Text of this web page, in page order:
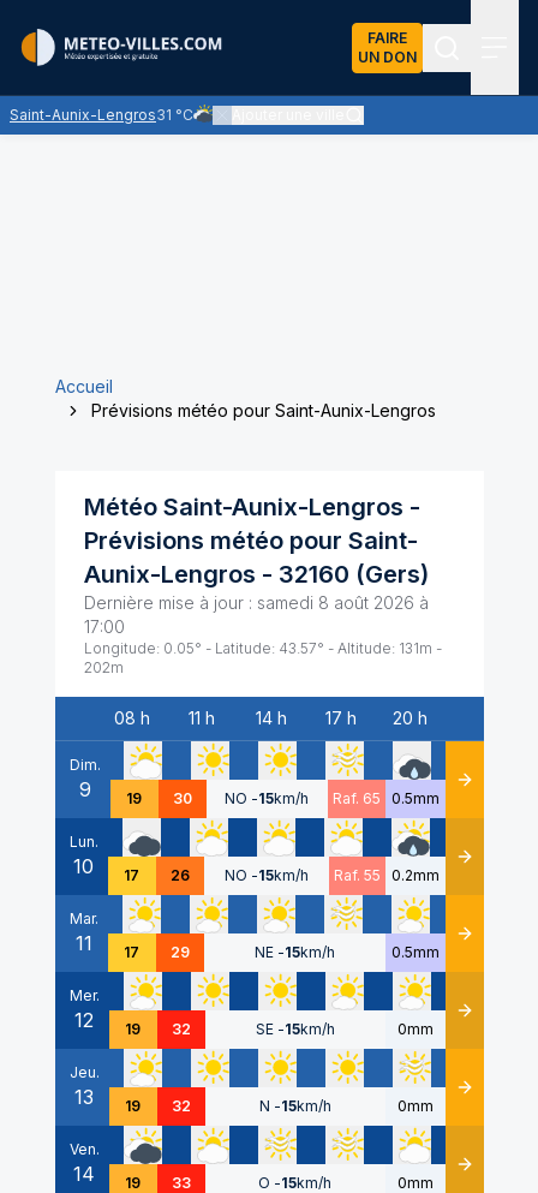
FAIRE
UN DON
Saint-Aunix-Lengros31 °C
Ciel très nuageux - les nuages l'emportent sur
Accueil
Prévisions météo pour Saint-Aunix-Lengros
Météo Saint-Aunix-Lengros -
Prévisions météo pour Saint-
Aunix-Lengros - 32160 (Gers)
Dernière mise à jour : samedi 8 août 2026 à
17:00
Longitude: 0.05° - Latitude: 43.57° - Altitude: 131m -
202m
Date
08 h 11 h 14 h 17 h 20 h
Dim.
9 19 30 NO -15km/h Raf. 65 0.5mm Détails
Lun.
10 17 26 NO -15km/h Raf. 55 0.2mm Détails
Mar.
11 17 29 NE -15km/h 0.5mm Détails
Mer.
12 19 32 SE -15km/h 0mm Détails
Jeu.
13 19 32 N -15km/h 0mm Détails
Ven.
14 19 33 O -15km/h 0mm Détails